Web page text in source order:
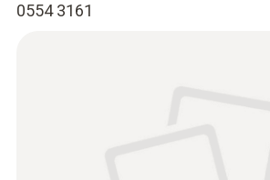
0554 3161